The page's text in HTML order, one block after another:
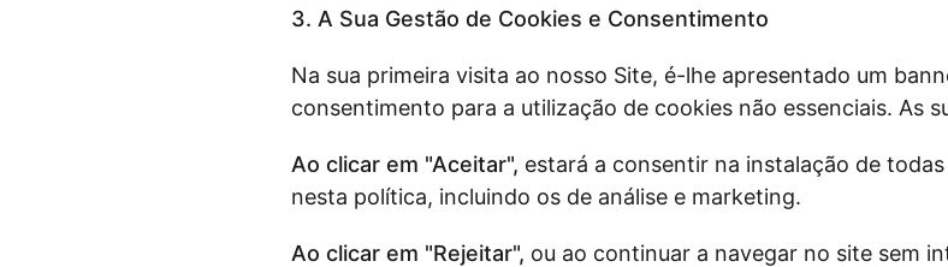
3. A Sua Gestão de Cookies e Consentimento
Na sua primeira visita ao nosso Site, é-lhe apresentado um
consentimento para a utilização de cookies não essenciais. As
Ao clicar em "Aceitar", estará a consentir na instalação de
nesta política, incluindo os de análise e marketing.
Ao clicar em "Rejeitar", ou ao continuar a navegar no site sem